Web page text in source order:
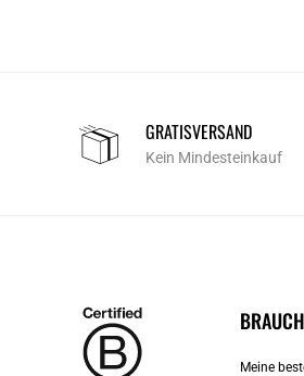
GRATISVERSAND
Kein Mindesteinkauf
Meine